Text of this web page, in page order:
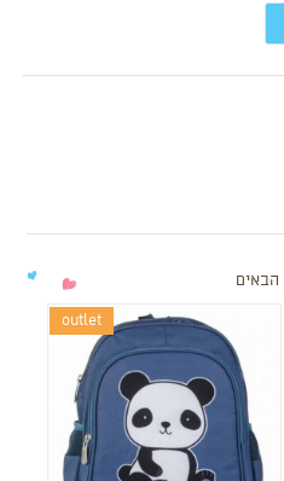
הבאים
outlet